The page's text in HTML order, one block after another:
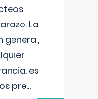
La
general,
es
pre...